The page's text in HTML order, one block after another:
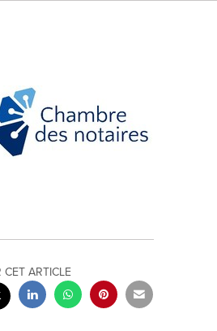
CET ARTICLE